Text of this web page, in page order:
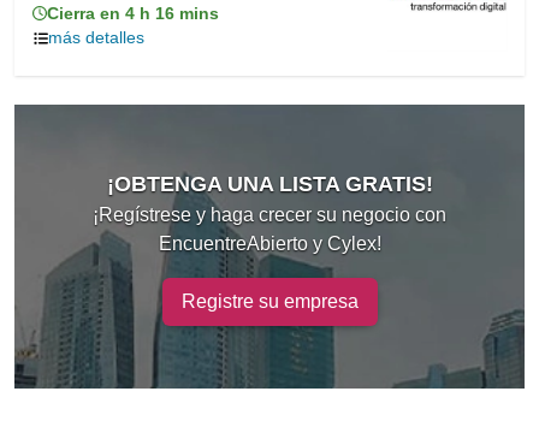
Cierra en 4 h 16 mins
más detalles
¡OBTENGA UNA LISTA GRATIS!
¡Regístrese y haga crecer su negocio con
EncuentreAbierto y Cylex!
Registre su empresa